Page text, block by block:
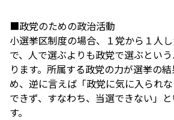
■政党のための政治活動
小選挙区制度の場合、１党から１人
で、人で選ぶよりも政党で選ぶとい
ります。所属する政党の力が選挙の
め、逆に言えば「政党に気に入られ
できず、すなわち、当選できない」
す。